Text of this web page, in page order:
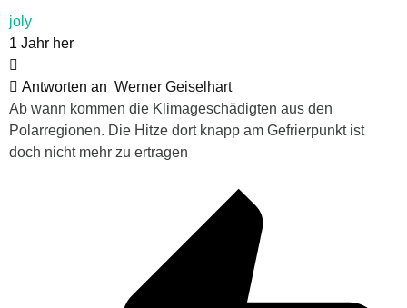
joly
1 Jahr her
Antworten an Werner Geiselhart
Ab wann kommen die Klimageschädigten aus den
Polarregionen. Die Hitze dort knapp am Gefrierpunkt ist
doch nicht mehr zu ertragen